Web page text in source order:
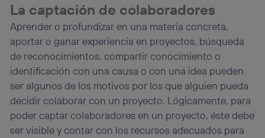
La captación de colaboradores
Aprender o profundizar en una materia concreta,
aportar o ganar experiencia en proyectos, búsqueda
de reconocimientos, compartir conocimiento o
identificación con una causa o con una idea pueden
ser algunos de los motivos por los que alguien pueda
decidir colaborar con un proyecto. Lógicamente, para
poder captar colaboradores en un proyecto, éste debe
ser visible y contar con los recursos adecuados para